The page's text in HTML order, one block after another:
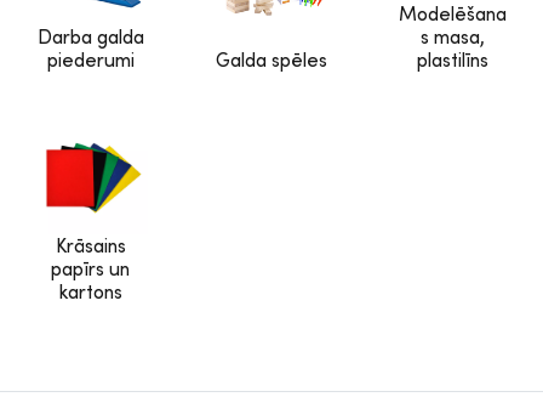
Darba galda
piederumi
Galda spēles
Modelēšana
s masa,
plastilīns
Krāsains
papīrs un
kartons